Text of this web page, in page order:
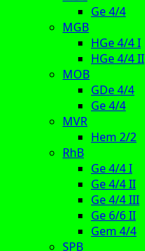
Ge 4/4
MGB
HGe 4/4 I
HGe 4/4 II
MOB
GDe 4/4
Ge 4/4
MVR
Hem 2/2
RhB
Ge 4/4 I
Ge 4/4 II
Ge 4/4 III
Ge 6/6 II
Gem 4/4
SPB